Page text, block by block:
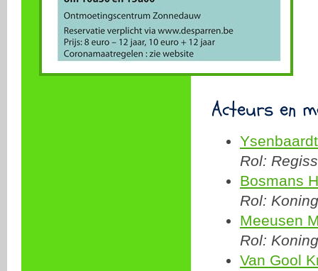
Acteurs en
Rol:
Bosmans
Rol:
Meeusen
Rol:
Van Gool